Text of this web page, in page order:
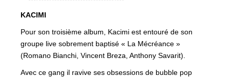
KACIMI
Pour son troisième album, Kacimi est entouré de son
groupe live sobrement baptisé « La Mécréance »
(Romano Bianchi, Vincent Breza, Anthony Savarit).
Avec ce gang il ravive ses obsessions de bubble pop